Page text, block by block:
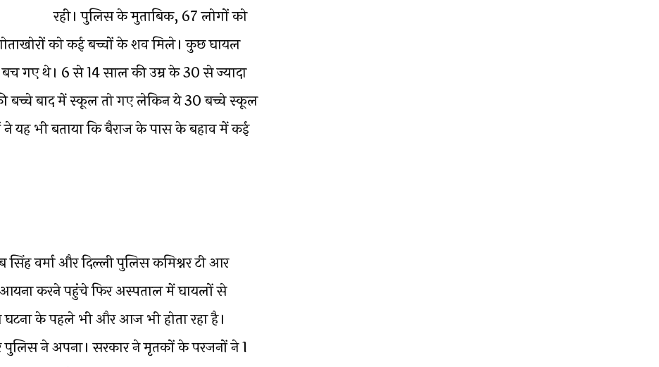
रही। पुलिस के मुताबिक, 67 लोगों को
को कई बच्चों के शव मिले। कुछ घायल
गए थे। 6 से 14 साल की उम्र के 30 से ज्यादा
बच्चे बाद में स्कूल तो गए लेकिन ये 30 बच्चे स्कूल
ने यह भी बताया कि बैराज के पास के बहाव में कई
वर्मा और दिल्ली पुलिस कमिश्नर टी आर
करने पहुंचे फिर अस्पताल में घायलों से
के पहले भी और आज भी होता रहा है।
पुलिस ने अपना। सरकार ने मृतकों के परजनों ने 1